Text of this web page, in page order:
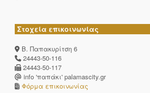
Στοχεία επικοινωνίας
Β. Παπακυρίτση 6
24443-50-116
24443-50-117
info 'παπάκι' palamascity.gr
Φόρμα επικοινωνίας